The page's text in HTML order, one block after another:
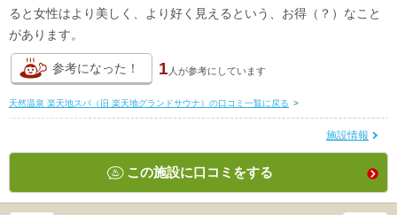
ると女性はより美しく、より好く見えるという、お得（？）なこと
があります。
参考になった！ 1 人が参考にしています
天然温泉 楽天地スパ（旧 楽天地グランドサウナ）の口コミ一覧に戻る >
施設情報
この施設に口コミをする